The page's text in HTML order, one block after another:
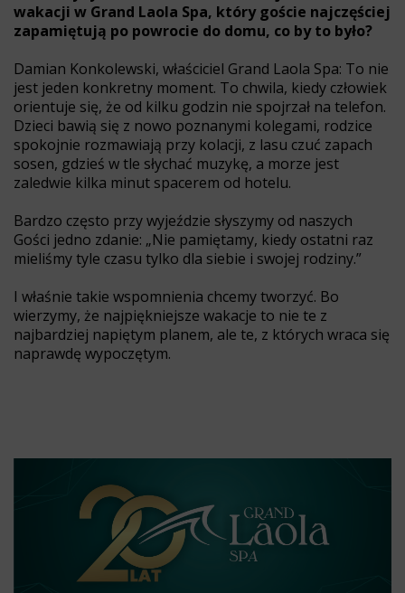
wakacji w Grand Laola Spa, który goście najczęściej
zapamiętują po powrocie do domu, co by to było?
Damian Konkolewski, właściciel Grand Laola Spa: To nie
jest jeden konkretny moment. To chwila, kiedy człowiek
orientuje się, że od kilku godzin nie spojrzał na telefon.
Dzieci bawią się z nowo poznanymi kolegami, rodzice
spokojnie rozmawiają przy kolacji, z lasu czuć zapach
sosen, gdzieś w tle słychać muzykę, a morze jest
zaledwie kilka minut spacerem od hotelu.
Bardzo często przy wyjeździe słyszymy od naszych
Gości jedno zdanie: „Nie pamiętamy, kiedy ostatni raz
mieliśmy tyle czasu tylko dla siebie i swojej rodziny.”
I właśnie takie wspomnienia chcemy tworzyć. Bo
wierzymy, że najpiękniejsze wakacje to nie te z
najbardziej napiętym planem, ale te, z których wraca się
naprawdę wypoczętym.